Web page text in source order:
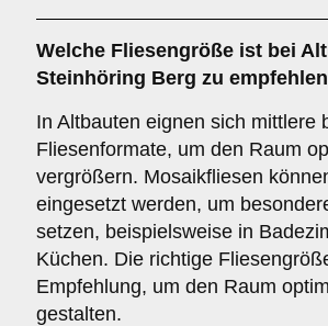
Welche Fliesengröße ist bei
Steinhöring Berg zu
In Altbauten eignen sich mittlere
Fliesenformate, um den Raum
vergrößern. Mosaikfliesen
eingesetzt werden, um
setzen, beispielsweise in
Küchen. Die richtige
Empfehlung, um den Raum
gestalten.